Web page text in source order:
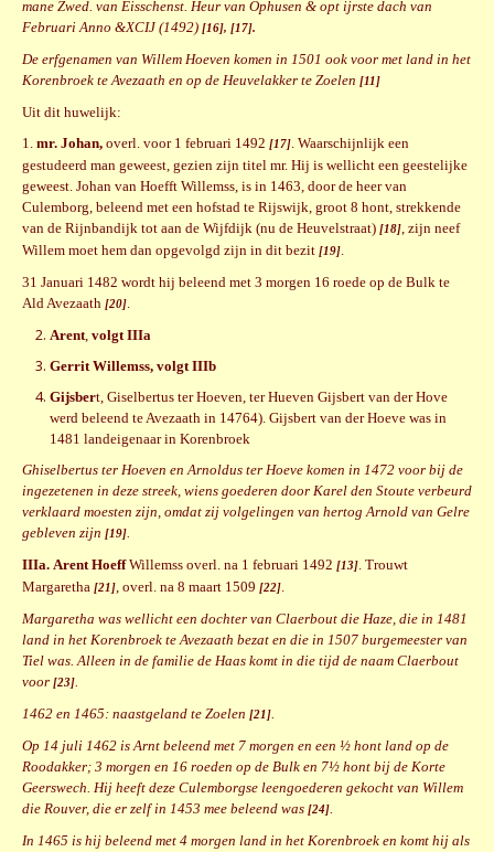
mane Zwed. van Eisschenst. Heur van Ophusen & opt ijrste dach van
Februari Anno &XCIJ (1492) [16], [17].
De erfgenamen van Willem Hoeven komen in 1501 ook voor met land in het
Korenbroek te Avezaath en op de Heuvelakker te Zoelen [11]
Uit dit huwelijk:
1. mr. Johan, overl. voor 1 februari 1492 [17]. Waarschijnlijk een
gestudeerd man geweest, gezien zijn titel mr. Hij is wellicht een geestelijke
geweest. Johan van Hoefft Willemss, is in 1463, door de heer van
Culemborg, beleend met een hofstad te Rijswijk, groot 8 hont, strekkende
van de Rijnbandijk tot aan de Wijfdijk (nu de Heuvelstraat) [18], zijn neef
Willem moet hem dan opgevolgd zijn in dit bezit [19].
31 Januari 1482 wordt hij beleend met 3 morgen 16 roede op de Bulk te
Ald Avezaath [20].
Arent, volgt IIIa
Gerrit Willemss, volgt IIIb
Gijsbert, Giselbertus ter Hoeven, ter Hueven Gijsbert van der Hove
werd beleend te Avezaath in 14764). Gijsbert van der Hoeve was in
1481 landeigenaar in Korenbroek
Ghiselbertus ter Hoeven en Arnoldus ter Hoeve komen in 1472 voor bij de
ingezetenen in deze streek, wiens goederen door Karel den Stoute verbeurd
verklaard moesten zijn, omdat zij volgelingen van hertog Arnold van Gelre
gebleven zijn [19].
IIIa. Arent HoeffWillemss overl. na 1 februari 1492 [13]. Trouwt
Margaretha [21], overl. na 8 maart 1509 [22].
Margaretha was wellicht een dochter van Claerbout die Haze, die in 1481
land in het Korenbroek te Avezaath bezat en die in 1507 burgemeester van
Tiel was. Alleen in de familie de Haas komt in die tijd de naam Claerbout
voor [23].
1462 en 1465: naastgeland te Zoelen [21].
Op 14 juli 1462 is Arnt beleend met 7 morgen en een ½ hont land op de
Roodakker; 3 morgen en 16 roeden op de Bulk en 7½ hont bij de Korte
Geerswech. Hij heeft deze Culemborgse leengoederen gekocht van Willem
die Rouver, die er zelf in 1453 mee beleend was [24].
In 1465 is hij beleend met 4 morgen land in het Korenbroek en komt hij als